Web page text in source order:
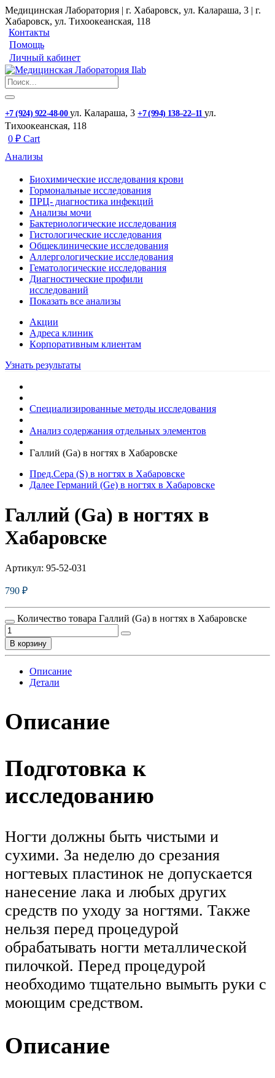
Медицинская Лаборатория | г. Хабаровск, ул. Калараша, 3 | г.
Хабаровск, ул. ​Тихоокеанская, 118
Контакты
Помощь
Личный кабинет
+7 (924) 922-48-00 ул. ​Калараша, 3 +7 (994) 138‒22‒11 ул. ​
Тихоокеанская, 118
0 ₽ Cart
Анализы
Биохимические исследования крови
Гормональные исследования
ПРЦ- диагностика инфекций
Анализы мочи
Бактериологические исследования
Гистологические исследования
Общеклинические исследования
Аллергологические исследования
Гематологические исследования
Диагностические профили
исследований
Показать все анализы
Акции
Адреса клиник
Кoрпоративным клиентам
Узнать результаты
Специализированные методы исследования
Анализ содержания отдельных элементов
Галлий (Ga) в ногтях в Хабаровске
Пред.Сера (S) в ногтях в Хабаровске
Далее Германий (Ge) в ногтях в Хабаровске
Галлий (Ga) в ногтях в
Хабаровске
Артикул: 95-52-031
790 ₽
Количество товара Галлий (Ga) в ногтях в Хабаровске
В корзину
Описание
Детали
Описание
Подготовка к
исследованию
Ногти должны быть чистыми и
сухими. За неделю до срезания
ногтевых пластинок не допускается
нанесение лака и любых других
средств по уходу за ногтями. Также
нельзя перед процедурой
обрабатывать ногти металлической
пилочкой. Перед процедурой
необходимо тщательно вымыть руки с
моющим средством.
Описание